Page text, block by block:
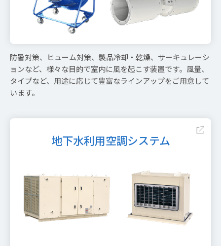
防暑対策、ヒューム対策、製品冷却・乾燥、サーキュレーシ
ョンなど、様々な目的で室内に風を起こす装置です。風量、
タイプなど、用途に応じて豊富なラインアップをご用意して
います。
地下水利用空調システム